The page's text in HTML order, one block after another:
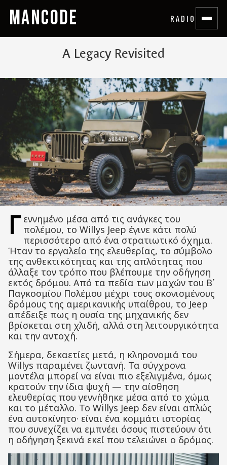
MANCODE RADIO
A Legacy Revisited
Γ εννημένο μέσα από τις ανάγκες του
πολέμου, το Willys Jeep έγινε κάτι πολύ
περισσότερο από ένα στρατιωτικό όχημα.
Ήταν το εργαλείο της ελευθερίας, το σύμβολο
της ανθεκτικότητας και της απλότητας που
άλλαξε τον τρόπο που βλέπουμε την οδήγηση
εκτός δρόμου. Από τα πεδία των μαχών του Β΄
Παγκοσμίου Πολέμου μέχρι τους σκονισμένους
δρόμους της αμερικανικής υπαίθρου, το Jeep
απέδειξε πως η ουσία της μηχανικής δεν
βρίσκεται στη χλιδή, αλλά στη λειτουργικότητα
και την αντοχή.
Σήμερα, δεκαετίες μετά, η κληρονομιά του
Willys παραμένει ζωντανή. Τα σύγχρονα
μοντέλα μπορεί να είναι πιο εξελιγμένα, όμως
κρατούν την ίδια ψυχή — την αίσθηση
ελευθερίας που γεννήθηκε μέσα από το χώμα
και το μέταλλο. Το Willys Jeep δεν είναι απλώς
ένα αυτοκίνητο· είναι ένα κομμάτι ιστορίας
που συνεχίζει να εμπνέει όσους πιστεύουν ότι
η οδήγηση ξεκινά εκεί που τελειώνει ο δρόμος.